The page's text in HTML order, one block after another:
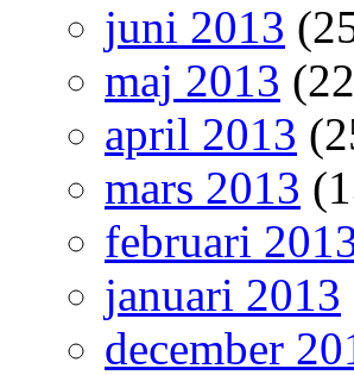
juni 2013
maj 2013
april 2013
mars 2013
februari
januari 2013
december